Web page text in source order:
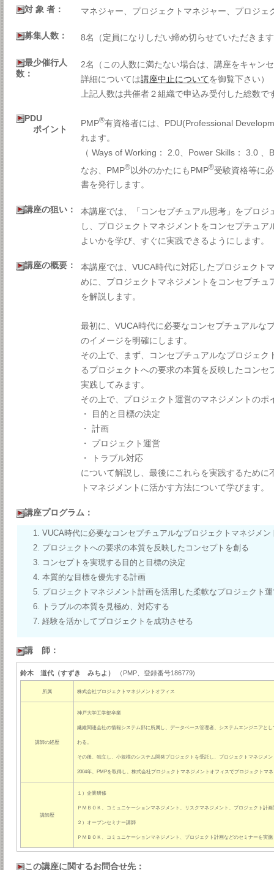
対 象 者： マネジャー、プロジェクトマネジャー、プロジェ
募集人数： 8名（定員になりしだい締め切らせていただきま
最少催行人
数：
2名（この人数に満たない場合は、講座をキャン
詳細については講座中止についてを御覧下さい）
上記人数は共催者２組織で申込み受付した総数で
PDU
ポイント
PMP®有資格者には、PDU(Professional
れます。
（ Ways of Working： 2.0、Power Skills： 3.0
なお、PMP®以外のかたにもPMP®受験資格等に
書を発行します。
講座の狙い：
本講座では、「コンセプチュアル思考」をプロジ
し、プロジェクトマネジメントをコンセプチュア
よいかを学び、すぐに実践できるようにします。
講座の概要：
本講座では、VUCA時代に対応したプロジェクト
めに、プロジェクトマネジメントをコンセプチュ
を解説します。
最初に、VUCA時代に必要なコンセプチュアルな
のイメージを明確にします。
その上で、まず、コンセプチュアルなプロジェク
るプロジェクトへの要求の本質を反映したコンセ
実践してみます。
その上で、プロジェクト運営のマネジメントのポ
・ 目的と目標の決定
・ 計画
・ プロジェクト運営
・ トラブル対応
について解説し、最後にこれらを実践するために
トマネジメントに活かす方法について学びます。
講座プログラム：
VUCA時代に必要なコンセプチュアルなプロジェクトマネジメン
プロジェクトへの要求の本質を反映したコンセプトを創る
コンセプトを実現する目的と目標の決定
本質的な目標を優先する計画
プロジェクトマネジメント計画を活用した柔軟なプロジェクト
トラブルの本質を見極め、対応する
経験を活かしてプロジェクトを成功させる
講 師：
鈴木 道代（すずき みちよ） （PMP、登録番号186779)
所属 株式会社プロジェクトマネジメントオフィス
講師の経歴
神戸大学工学部卒業
繊維関連会社の情報システム部に所属し、データベース管理者、システムエンジニアと
わる。
その後、独立し、小規模のシステム開発プロジェクトを受託し、プロジェクトマネジメ
2004年、PMPを取得し、株式会社プロジェクトマネジメントオフィスでプロジェクトマ
講師歴
１）企業研修
ＰＭＢＯＫ、コミュニケーションマネジメント、リスクマネジメント、プロジェクト計
２）オープンセミナー講師
ＰＭＢＯＫ、コミュニケーションマネジメント、プロジェクト計画などのセミナーを実施
この講座に関するお問合せ先：